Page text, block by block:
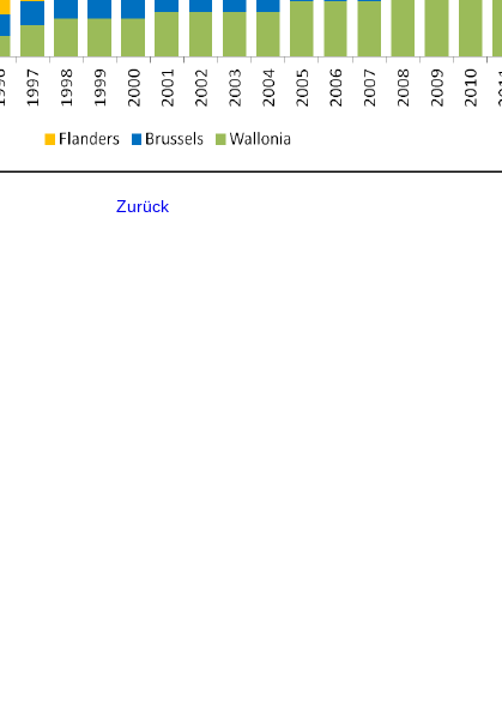
Zurück